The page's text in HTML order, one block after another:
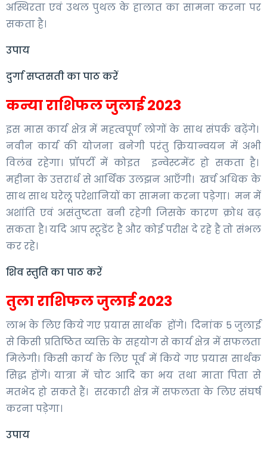
अस्थिरता एवं उथल पुथल के हालात का सामना करना पर
सकता है।
उपाय
दुर्गा सप्तसती का पाठ करें
कन्या राशिफल जुलाई 2023
इस मास कार्य क्षेत्र में महत्वपूर्ण लोगों के साथ संपर्क बढ़ेंगे।
नवीन कार्य की योजना बनेगी परंतु क्रियान्वयन में अभी
विलंब रहेगा। प्रॉपर्टी में कोइत इन्वेस्टमेंट हो सकता है।
महीना के उत्तरार्ध से आर्थिक उलझन आएँगी। खर्च अधिक के
साथ साथ घरेलू परेशानियों का सामना करना पड़ेगा। मन में
अशांति एवं असंतुष्टता बनी रहेगी जिसके कारण क्रोध बढ़
सकता है। यदि आप स्टूडेंट है और कोई परीक्ष दे रहे है तो संभल
कर रहे।
शिव स्तुति का पाठ करें
तुला राशिफल जुलाई 2023
लाभ के लिए किये गए प्रयास सार्थक होंगे। दिनांक 5 जुलाई
से किसी प्रतिष्ठित व्यक्ति के सहयोग से कार्य क्षेत्र में सफलता
मिलेगी। किसी कार्य के लिए पूर्व में किये गए प्रयास सार्थक
सिद्ध होंगे। यात्रा में चोट आदि का भय तथा माता पिता से
मतभेद हो सकते हैं। सरकारी क्षेत्र में सफलता के लिए संघर्ष
करना पड़ेगा।
उपाय